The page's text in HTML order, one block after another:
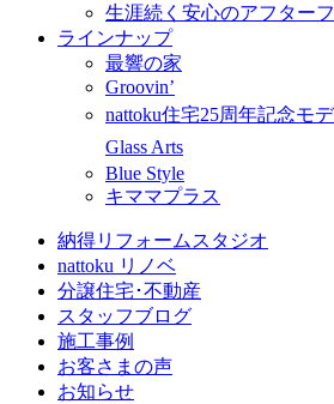
生涯続く安心のアフター
ラインナップ
最響の家
Groovin’
nattoku住宅25周年記念モ
Glass Arts
Blue Style
キママプラス
納得リフォームスタジオ
nattoku リノベ
分譲住宅･不動産
スタッフブログ
施工事例
お客さまの声
お知らせ